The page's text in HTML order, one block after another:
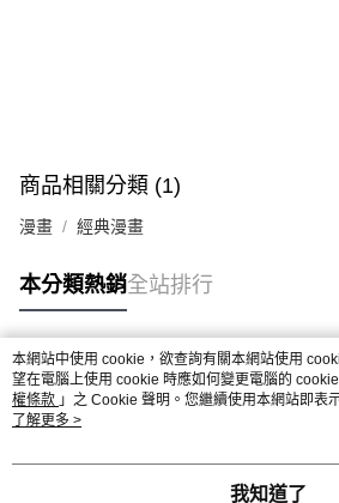
商品相關分類 (1)
漫畫 經典漫畫
本分類熱銷全站排行
熱門標籤
本網站中使用 cookie，欲查詢有關本網站使用
望在電腦上使用 cookie 時應如何變更電腦的
權條款 」之 Cookie 聲明。您繼續使用本網站即表
用條款之 Cookie 聲明使用 cookie。
了解更多 >
我知道了